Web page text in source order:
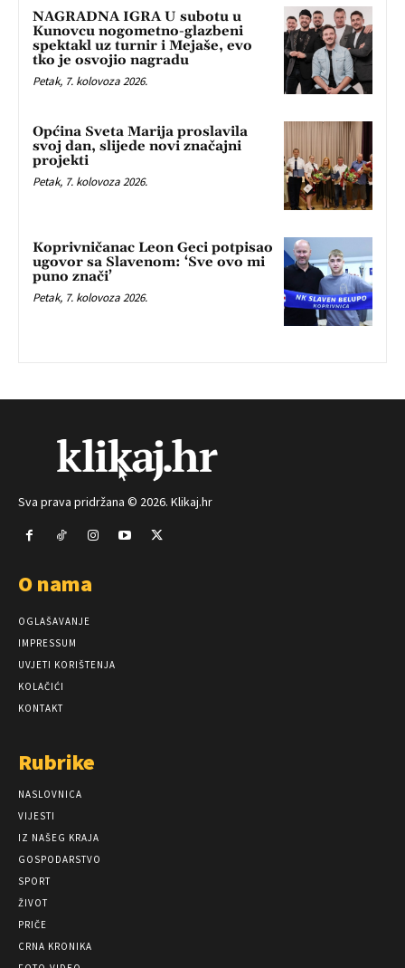
NAGRADNA IGRA U subotu u
Kunovcu nogometno-glazbeni
spektakl uz turnir i Mejaše, evo
tko je osvojio nagradu
Petak, 7. kolovoza 2026.
Općina Sveta Marija proslavila
svoj dan, slijede novi značajni
projekti
Petak, 7. kolovoza 2026.
Koprivničanac Leon Geci potpisao
ugovor sa Slavenom: ‘Sve ovo mi
puno znači’
Petak, 7. kolovoza 2026.
Sva prava pridržana © 2026. Klikaj.hr
O nama
OGLAŠAVANJE
IMPRESSUM
UVJETI KORIŠTENJA
KOLAČIĆI
KONTAKT
Rubrike
NASLOVNICA
VIJESTI
IZ NAŠEG KRAJA
GOSPODARSTVO
SPORT
ŽIVOT
PRIČE
CRNA KRONIKA